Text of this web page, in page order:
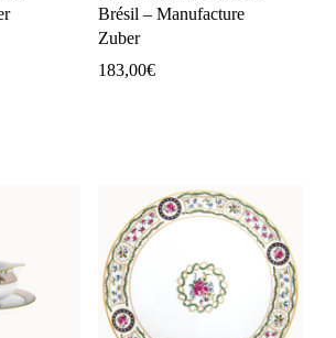
Brésil – Manufacture
Zuber
183,00€